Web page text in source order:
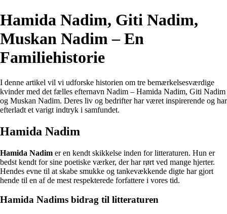
Hamida Nadim, Giti Nadim,
Muskan Nadim – En
Familiehistorie
I denne artikel vil vi udforske historien om tre bemærkelsesværdige
kvinder med det fælles efternavn Nadim – Hamida Nadim, Giti Nadim
og Muskan Nadim. Deres liv og bedrifter har været inspirerende og har
efterladt et varigt indtryk i samfundet.
Hamida Nadim
Hamida Nadim er en kendt skikkelse inden for litteraturen. Hun er
bedst kendt for sine poetiske værker, der har rørt ved mange hjerter.
Hendes evne til at skabe smukke og tankevækkende digte har gjort
hende til en af de mest respekterede forfattere i vores tid.
Hamida Nadims bidrag til litteraturen